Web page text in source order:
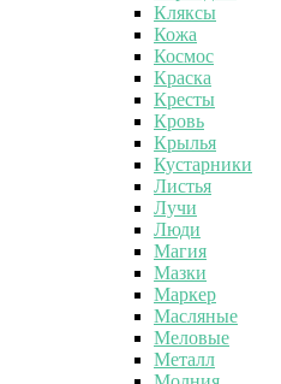
Кляксы
Кожа
Космос
Краска
Кресты
Кровь
Крылья
Кустарники
Листья
Лучи
Люди
Магия
Мазки
Маркер
Масляные
Меловые
Металл